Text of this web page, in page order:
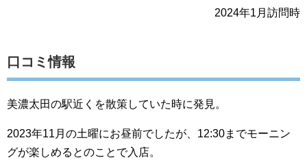
2024年1月訪問時
口コミ情報
美濃太田の駅近くを散策していた時に発見。
2023年11月の土曜にお昼前でしたが、12:30までモーニン
グが楽しめるとのことで入店。